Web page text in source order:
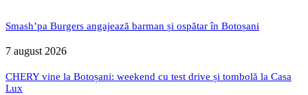
Smash’pa Burgers angajează barman și ospătar în Botoșani
7 august 2026
CHERY vine la Botoșani: weekend cu test drive și tombolă la Casa
Lux